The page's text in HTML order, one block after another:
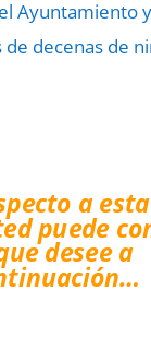
Ayuntamiento
de decenas de
a
puede
desee a